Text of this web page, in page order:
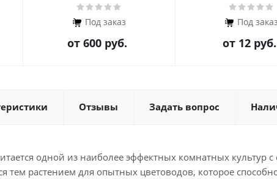
Под заказ
от 600 руб.
Под заказ
от 12 руб.
Отзывы Задать вопрос
одной из наиболее эффектных комнатных
тем растением для опытных цветоводов, которое